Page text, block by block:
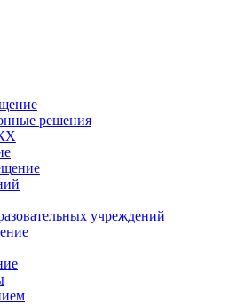
решения
учреждений